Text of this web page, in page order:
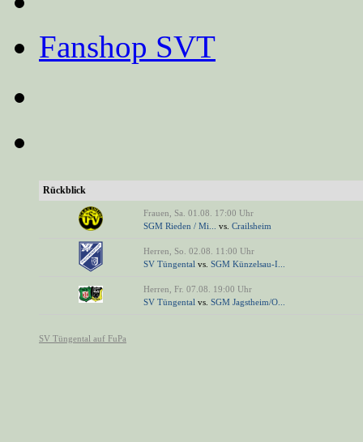
Fanshop SVT